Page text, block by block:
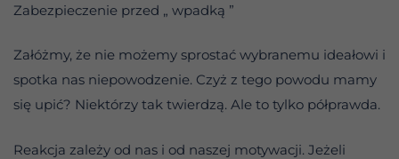
Zabezpieczenie przed „ wpadką ”
Załóżmy, że nie możemy sprostać wybranemu ideałowi i
spotka nas niepowodzenie. Czyż z tego powodu mamy
się upić? Niektórzy tak twierdzą. Ale to tylko półprawda.
Reakcja zależy od nas i od naszej motywacji. Jeżeli